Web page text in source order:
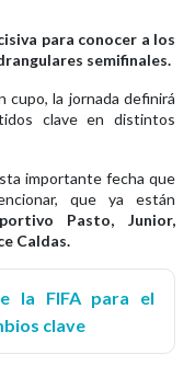
para conocer a los
semifinales.
cupo, la jornada definirá
clave en distintos
importante fecha que
que ya están
Pasto, Junior,
Caldas.
la FIFA para el
clave